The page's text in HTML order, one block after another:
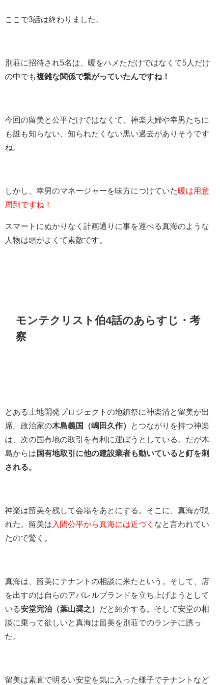
ここで3話は終わりました。
別荘に招待され5名は、暖をハメただけではなくて5人だけ
の中でも複雑な関係で繋がっていたんですね！
今回の留美と公平だけではなくて、神楽夫婦や幸男たちに
も誰も知らない、知られたくない黒い過去がありそうです
ね。
しかし、幸男のマネージャーを味方につけていた暖は用意
周到ですね！
スマートにぬかりなく計画通りに事を運べる真海のような
人物は頭がよくて素敵です。
モンテクリスト伯4話のあらすじ・考
察
とある土地開発プロジェクトの地鎮祭に神楽清と留美が出
席。政治家の木島義国（嶋田久作）
とつながりを持つ神楽
は、次の国有地の取引を有利に運ぼうとしている。だが木
島からは 国有地取引に他の建設業者も動いていると釘を刺
される。
神楽は留美を残して会場をあとにする。そこに、真海が現
れた。留美は 入間公平から真海には近づく なと言われてい
たので驚く。
真海は、留美にテナントの相談に来たという。そして、店
を出すのは自らのアパレルブランドを立ち上げようとして
いる安堂完治（葉山奨之） だと紹介する。そして安堂の相
談に乗って欲しいと真海は留美を別荘でのランチに誘っ
た。
留美は素直で明るい安堂を気に入った様子でテナントなど